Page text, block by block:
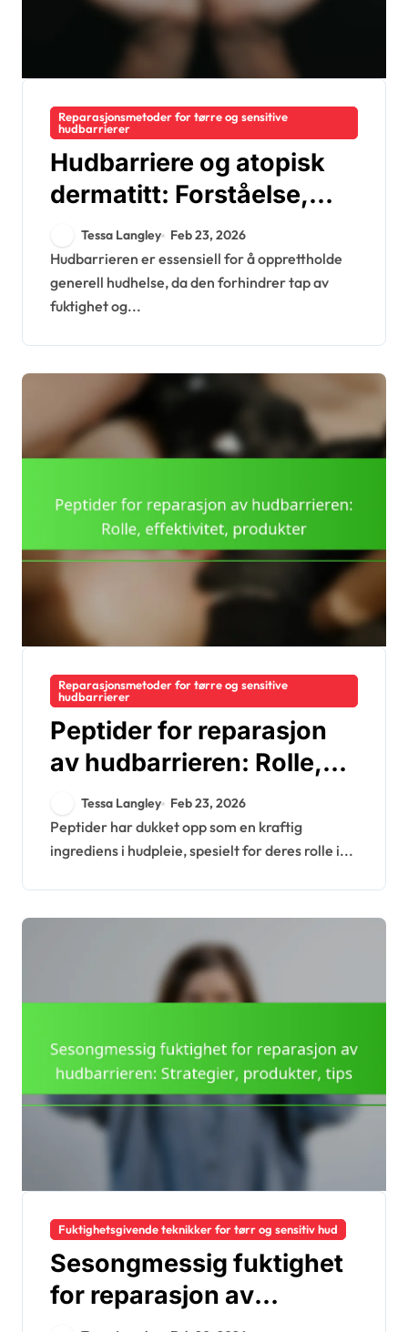
Reparasjonsmetoder for tørre og sensitive
hudbarrierer
Hudbarriere og atopisk
dermatitt: Forståelse,
pleie, behandling
Tessa Langley Feb 23, 2026
Hudbarrieren er essensiell for å opprettholde
generell hudhelse, da den forhindrer tap av
fuktighet og...
Reparasjonsmetoder for tørre og sensitive
hudbarrierer
Peptider for reparasjon
av hudbarrieren: Rolle,
effektivitet, produkter
Tessa Langley Feb 23, 2026
Peptider har dukket opp som en kraftig
ingrediens i hudpleie, spesielt for deres rolle i...
Fuktighetsgivende teknikker for tørr og sensitiv hud
Sesongmessig fuktighet
for reparasjon av